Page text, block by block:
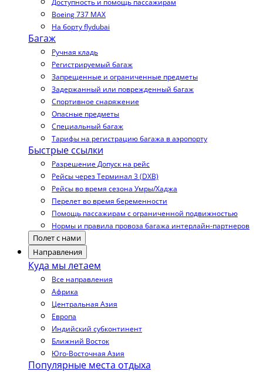
Доступность и помощь пассажирам
Boeing 737 MAX
На борту flydubai
Багаж
Ручная кладь
Регистрируемый багаж
Запрещенные и ограниченные предметы
Задержанный или поврежденный багаж
Спортивное снаряжение
Опасные предметы
Специальный багаж
Тарифы на регистрацию багажа в аэропорту
Быстрые ссылки
Разрешение Допуск на рейс
Рейсы через Терминал 3 (DXB)
Рейсы во время сезона Умры/Хаджа
Перелет во время беременности
Помощь пассажирам с ограниченной подвижностью
Нормы и правила провоза багажа интерлайн-партнеров
Полет с нами
Направления
Куда мы летаем
Все направления
Африка
Центральная Азия
Европа
Индийский субконтинент
Ближний Восток
Юго-Восточная Азия
Популярные места отдыха